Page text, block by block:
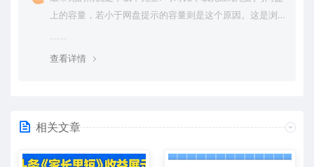
上的容量，若小于网盘提示的容量则是这个原因。这是浏
查看详情
相关文章